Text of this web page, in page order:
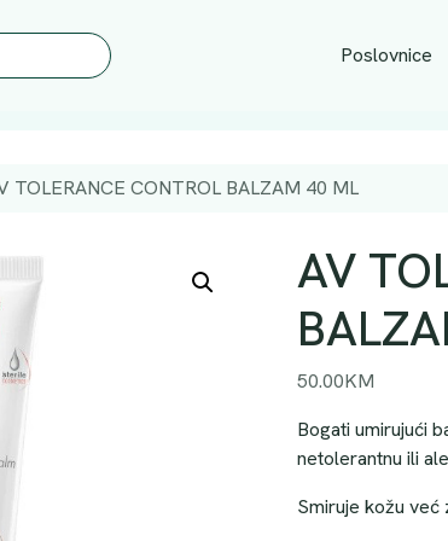
Poslovnice
TOLERANCE CONTROL BALZAM 40 ML
AV
50.00KM
Bogati umirujući
netolerantnu ili
Smiruje kožu već